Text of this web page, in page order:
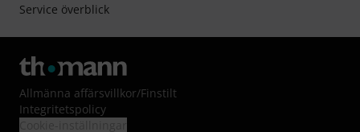
Service överblick
Allmänna affärsvillkor/Finstilt
Integritetspolicy